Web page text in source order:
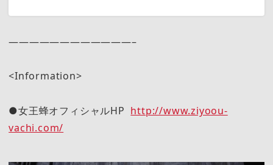
————————————–
<Information>
●女王蜂オフィシャルHP http://www.ziyoou-
vachi.com/